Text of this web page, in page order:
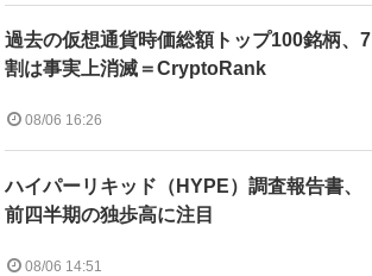
過去の仮想通貨時価総額トップ100銘柄、7
割は事実上消滅＝CryptoRank
08/06 16:26
ハイパーリキッド（HYPE）調査報告書、
前四半期の独歩高に注目
08/06 14:51